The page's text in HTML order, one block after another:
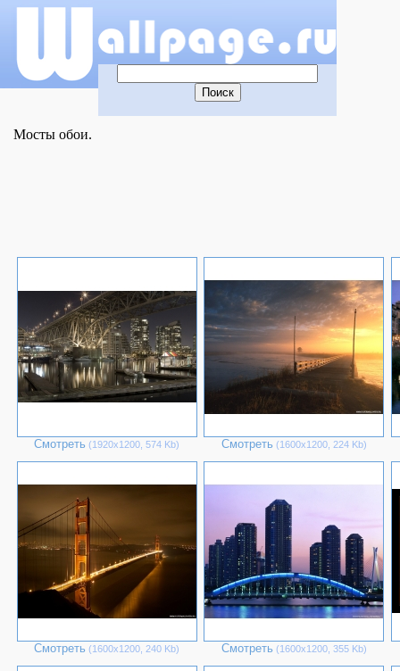
Мосты обои.
Смотреть (1920х1200, 574 Kb) Смотреть (1600х1200, 224 Kb)
Смотреть (1600х1200, 240 Kb) Смотреть (1600х1200, 355 Kb)